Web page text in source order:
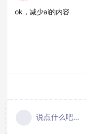
ok，减少ai的内容
说点什么吧...